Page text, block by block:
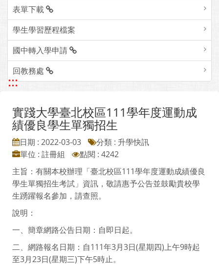
表單下載
學生學習歷程檔案
國中轉入學申請
回教務處
:::
實踐大學臺北校區111學年度運動成
績優良學生單獨招生
日期 : 2022-03-03
分類 : 升學快訊
單位 : 註冊組
點閱 : 4242
主旨：有關本校辦理「臺北校區111學年度運動成績優良
學生單獨招生考試」資訊，敬請惠予公告並鼓勵貴校學
生踴躍報名參加，請查照。
說明：
一、簡章網路公告日期：自即日起。
二、網路報名日期：自111年3月3日(星期四)上午9時起
至3月23日(星期三)下午5時止。